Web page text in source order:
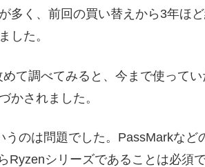
多く、前回の買い替えから3年ほ
した。
て調べてみると、今まで使って
かされました。
うのは問題でした。PassMarkな
Ryzenシリーズであることは必須で